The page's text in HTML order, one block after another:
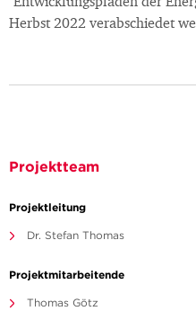
Herbst 2022 verabschiedet
Projektteam
Projektleitung
Dr. Stefan Thomas
Projektmitarbeitende
Thomas Götz